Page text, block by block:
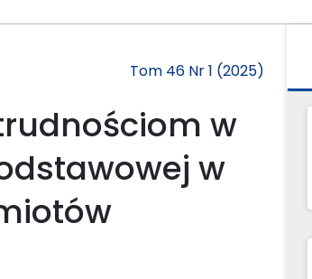
Tom 46 Nr 1 (2025)
w
w